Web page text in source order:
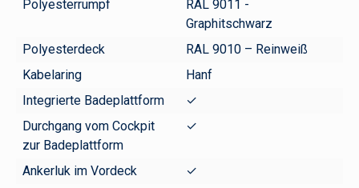
Polyesterrumpf
RAL 9011 -
Graphitschwarz
Polyesterdeck
RAL 9010 – Reinweiß
Kabelaring
Hanf
Integrierte Badeplattform
✓
Durchgang vom Cockpit
zur Badeplattform
✓
Ankerluk im Vordeck
✓